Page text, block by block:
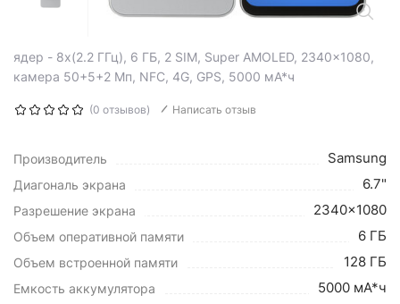
ядер - 8x(2.2 ГГц), 6 ГБ, 2 SIM, Super AMOLED, 2340x1080,
камера 50+5+2 Мп, NFC, 4G, GPS, 5000 мА*ч
(0 отзывов) Написать отзыв
Производитель Samsung
Диагональ экрана 6.7"
Разрешение экрана 2340x1080
Объем оперативной памяти 6 ГБ
Объем встроенной памяти 128 ГБ
Емкость аккумулятора 5000 мА*ч